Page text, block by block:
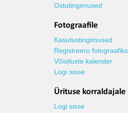
Ostutingimused
Fotograafile
Kasutustingimused
Registreeru fotograafiks
Võistluste kalender
Logi sisse
Ürituse korraldajale
Logi sisse